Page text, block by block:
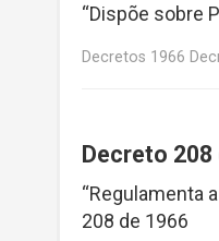
“Dispõe sobre
Decretos 1966
Decreto 208
“Regulamenta
208 de 1966